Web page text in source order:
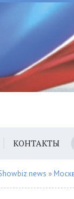
КОНТАКТЫ
news »